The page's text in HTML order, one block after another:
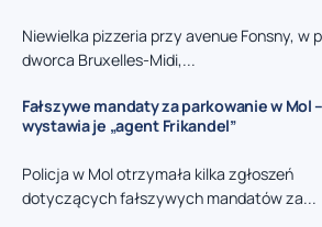
Niewielka pizzeria przy avenue Fonsny, w
dworca Bruxelles-Midi,...
Fałszywe mandaty za parkowanie w Mol –
wystawia je „agent Frikandel”
Policja w Mol otrzymała kilka zgłoszeń
dotyczących fałszywych mandatów za...